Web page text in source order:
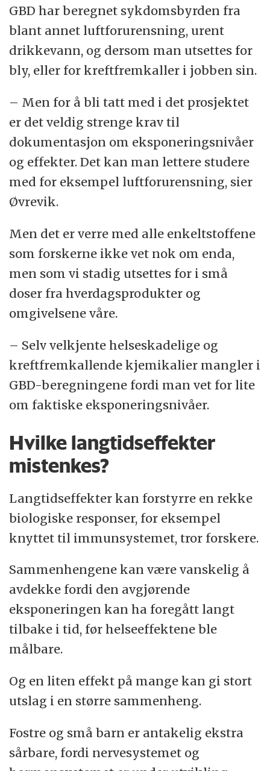
GBD har beregnet sykdomsbyrden fra
blant annet luftforurensning, urent
drikkevann, og dersom man utsettes for
bly, eller for kreftfremkaller i jobben sin.
– Men for å bli tatt med i det prosjektet
er det veldig strenge krav til
dokumentasjon om eksponeringsnivåer
og effekter. Det kan man lettere studere
med for eksempel luftforurensning, sier
Øvrevik.
Men det er verre med alle enkeltstoffene
som forskerne ikke vet nok om enda,
men som vi stadig utsettes for i små
doser fra hverdagsprodukter og
omgivelsene våre.
– Selv velkjente helseskadelige og
kreftfremkallende kjemikalier mangler i
GBD-beregningene fordi man vet for lite
om faktiske eksponeringsnivåer.
Hvilke langtidseffekter
mistenkes?
Langtidseffekter kan forstyrre en rekke
biologiske responser, for eksempel
knyttet til immunsystemet, tror forskere.
Sammenhengene kan være vanskelig å
avdekke fordi den avgjørende
eksponeringen kan ha foregått langt
tilbake i tid, før helseeffektene ble
målbare.
Og en liten effekt på mange kan gi stort
utslag i en større sammenheng.
Fostre og små barn er antakelig ekstra
sårbare, fordi nervesystemet og